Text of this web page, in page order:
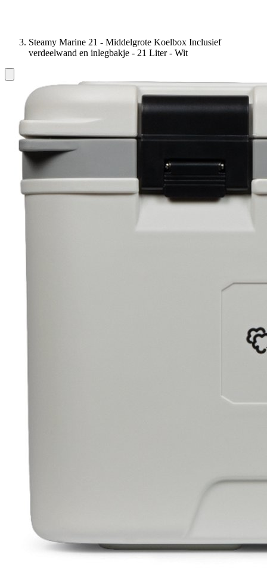
Steamy Marine 21 - Middelgrote Koelbox Inclusief
verdeelwand en inlegbakje - 21 Liter - Wit